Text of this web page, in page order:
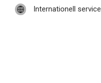
Internationell service